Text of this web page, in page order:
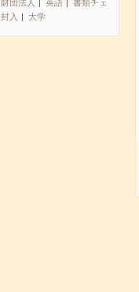
財団法人 英語
書類チェ
封入 大学